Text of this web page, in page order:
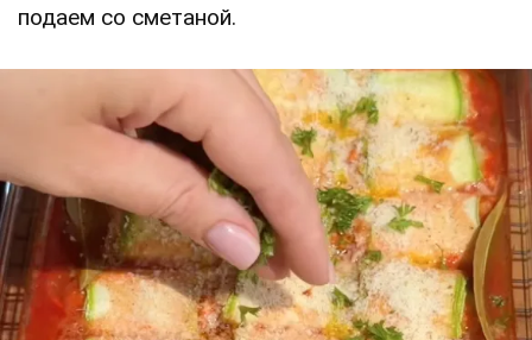
подаем со сметаной.